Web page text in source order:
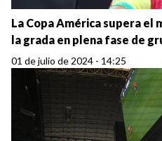
La Copa América supera el
la grada en plena fase de
01 de julio de 2024 - 14:25